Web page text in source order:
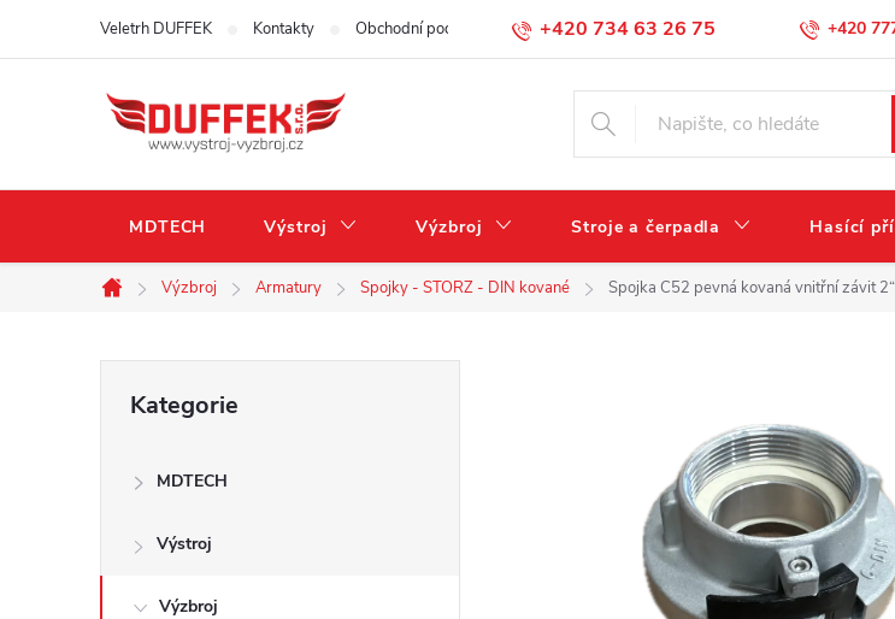
+420 734 63 26 75
Veletrh DUFFEK Kontakty Obchodní podmínky Podmínky ochrany osobních údajů +420
MDTECH Výstroj Výzbroj Stroje a čerpadla Hasící
Domů
Výzbroj Armatury Spojky - STORZ - DIN kované Spojka C52 pevná kovaná vnitřní závit
t
kategorie
Kategorie
MDTECH
Výstroj
Výzbroj